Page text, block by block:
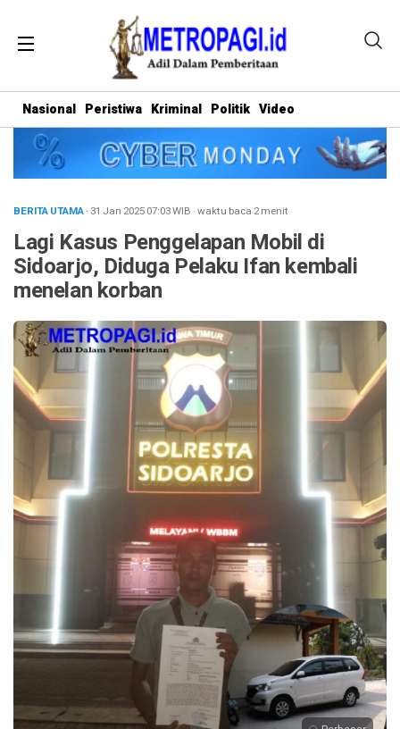
Nasional Peristiwa Kriminal Politik Video
BERITA UTAMA· 31 Jan 202507:03WIB ·waktu baca 2 menit
Lagi Kasus Penggelapan Mobil di
Sidoarjo, Diduga Pelaku Ifan kembali
menelan korban